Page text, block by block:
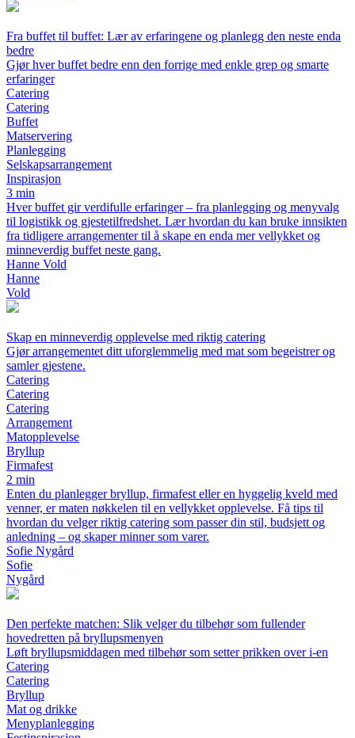
Fra buffet til buffet: Lær av erfaringene og planlegg den neste enda
bedre
Gjør hver buffet bedre enn den forrige med enkle grep og smarte
erfaringer
Catering
Catering
Buffet
Matservering
Planlegging
Selskapsarrangement
Inspirasjon
3 min
Hver buffet gir verdifulle erfaringer – fra planlegging og menyvalg
til logistikk og gjestetilfredshet. Lær hvordan du kan bruke innsikten
fra tidligere arrangementer til å skape en enda mer vellykket og
minneverdig buffet neste gang.
Hanne Vold
Hanne
Vold
Skap en minneverdig opplevelse med riktig catering
Gjør arrangementet ditt uforglemmelig med mat som begeistrer og
samler gjestene.
Catering
Catering
Catering
Arrangement
Matopplevelse
Bryllup
Firmafest
2 min
Enten du planlegger bryllup, firmafest eller en hyggelig kveld med
venner, er maten nøkkelen til en vellykket opplevelse. Få tips til
hvordan du velger riktig catering som passer din stil, budsjett og
anledning – og skaper minner som varer.
Sofie Nygård
Sofie
Nygård
Den perfekte matchen: Slik velger du tilbehør som fullender
hovedretten på bryllupsmenyen
Løft bryllupsmiddagen med tilbehør som setter prikken over i-en
Catering
Catering
Bryllup
Mat og drikke
Menyplanlegging